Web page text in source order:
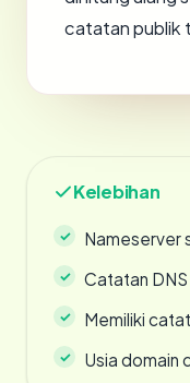
catatan publik
Kelebihan
Nameserver
Catatan
Memiliki
Usia domain